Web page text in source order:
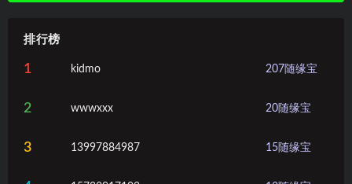
排行榜
1 kidmo 207 随缘宝
2 wwwxxx 20随缘宝
3 13997884987 15随缘宝